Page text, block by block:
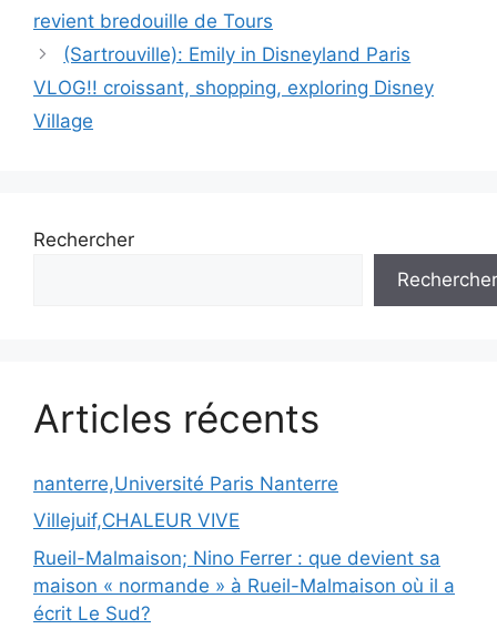
revient bredouille de Tours
(Sartrouville): Emily in Disneyland Paris
VLOG!! croissant, shopping, exploring Disney
Village
Rechercher
Rechercher
Articles récents
nanterre,Université Paris Nanterre
Villejuif,CHALEUR VIVE
Rueil-Malmaison; Nino Ferrer : que devient sa
maison « normande » à Rueil-Malmaison où il a
écrit Le Sud?